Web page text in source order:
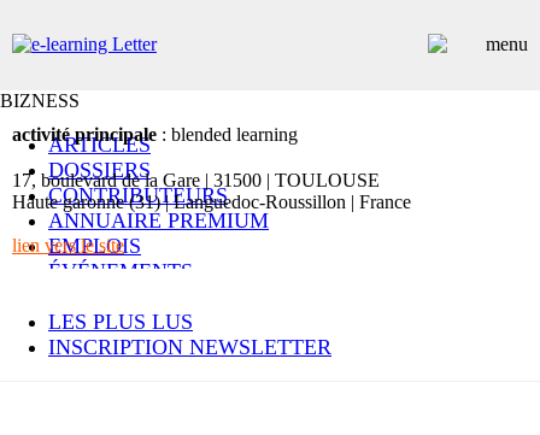
ARTICLES
DOSSIERS
CONTRIBUTEURS
ANNUAIRE PREMIUM
EMPLOIS
ÉVÉNEMENTS
LES PLUS LUS
INSCRIPTION NEWSLETTER
BIZNESS
activité principale : blended learning
17, boulevard de la Gare | 31500 | TOULOUSE
Haute garonne (31) | Languedoc-Roussillon | France
lien vers le site